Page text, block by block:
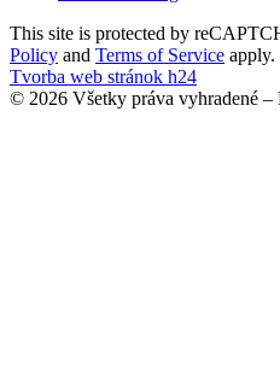
This site is protected by
Policy and Terms of Service apply.
Tvorba web stránok h24
© 2026 Všetky práva vyhradené